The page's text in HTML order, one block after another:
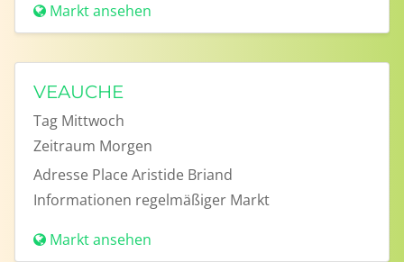
Markt ansehen
VEAUCHE
Tag Mittwoch
Zeitraum Morgen
Adresse Place Aristide Briand
Informationen regelmäßiger Markt
Markt ansehen